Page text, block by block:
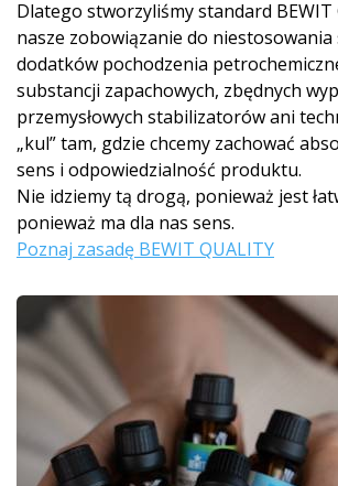
Dlatego stworzyliśmy standard BEWIT
nasze zobowiązanie do niestosowania
dodatków pochodzenia
substancji zapachowych, zbędnych
przemysłowych stabilizatorów ani
„kul” tam, gdzie chcemy zachować
sens i odpowiedzialność produktu.
Nie idziemy tą drogą, ponieważ jest
ponieważ ma dla nas sens.
Poznaj zasadę BEWIT QUALITY